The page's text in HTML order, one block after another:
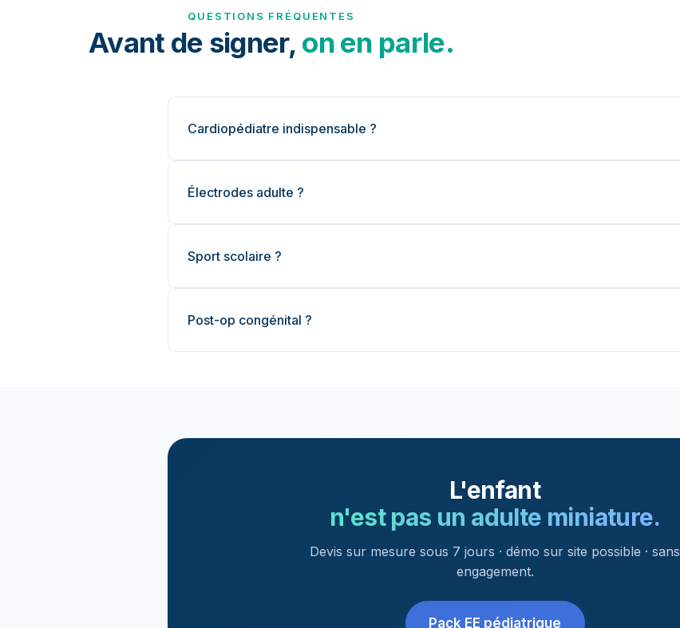
QUESTIONS FRÉQUENTES
Avant de signer, on en parle.
Cardiopédiatre indispensable ?
Électrodes adulte ?
Sport scolaire ?
Post-op congénital ?
L'enfant
n'est pas un adulte miniature.
Devis sur mesure sous 7 jours · démo sur site possible · sans
engagement.
Pack EE pédiatrique